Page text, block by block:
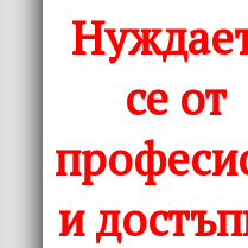
се от
и